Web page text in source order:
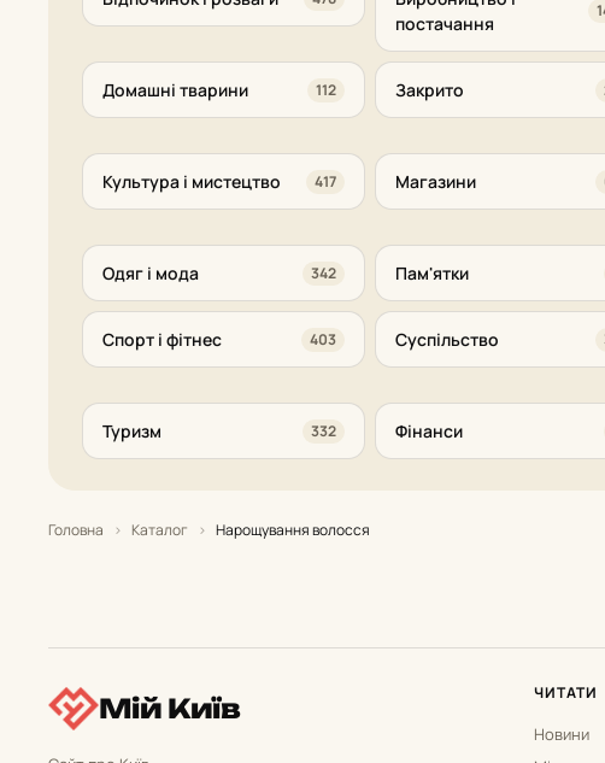
постачання
Домашні тварини 112 Закрито
Культура і мистецтво 417 Магазини
Одяг і мода 342 Пам'ятки
Спорт і фітнес 403 Суспільство
Туризм 332 Фінанси
Головна › Каталог › Нарощування волосся
Мій Київ ЧИТАТИ
Новини